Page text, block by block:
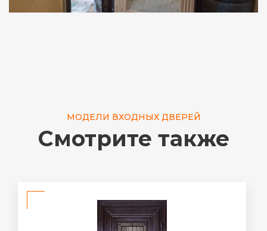
МОДЕЛИ ВХОДНЫХ ДВЕРЕЙ
Смотрите также